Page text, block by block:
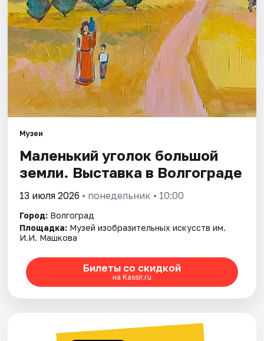
Рейтинги
Музеи
Маленький уголок большой
земли. Выставка в Волгограде
13 июля 2026 • понедельник • 10:00
Город: Волгоград
Площадка: Музей изобразительных искусств им.
И.И. Машкова
Билеты со скидкой
на Kassir.ru